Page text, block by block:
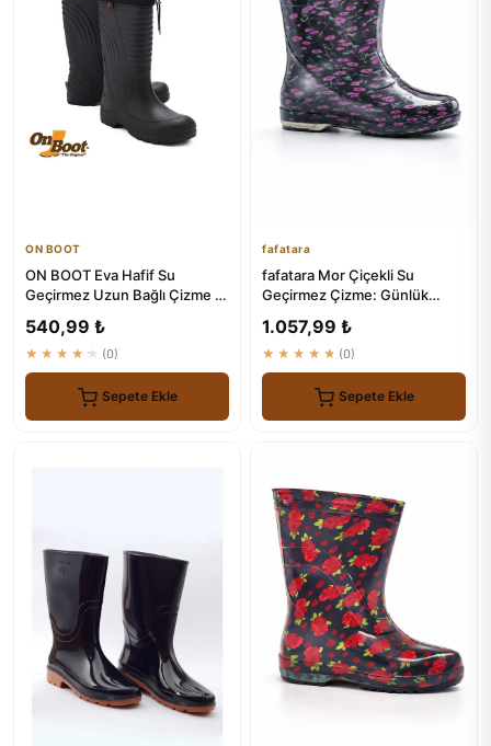
ON BOOT
ON BOOT Eva Hafif Su
Geçirmez Uzun Bağlı Çizme -
540,99 ₺
★★★★★ (0)
Sepete Ekle
fafatara
fafatara Mor Çiçekli Su
Geçirmez Çizme: Günlük
1.057,99 ₺
★★★★★ (0)
Sepete Ekle